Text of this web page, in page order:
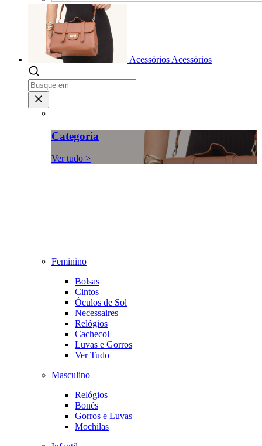
Acessórios Acessórios
Categoria
Ver tudo >
Feminino
Bolsas
Cintos
Óculos de Sol
Necessaires
Relógios
Cachecol
Luvas e Gorros
Ver Tudo
Masculino
Relógios
Bonés
Gorros e Luvas
Mochilas